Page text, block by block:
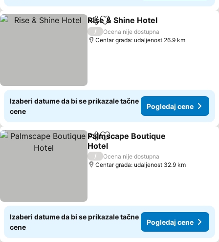
Deli Dodati u favorite
Rise & Shine Hotel
/
Ocena nije dostupna
Centar grada: udaljenost 26.9 km
Izaberi datume da bi se prikazale tačne
cene
Pogledaj cene
Deli Dodati u favorite
Palmscape Boutique
Hotel
/
Ocena nije dostupna
Centar grada: udaljenost 32.9 km
Izaberi datume da bi se prikazale tačne
cene
Pogledaj cene